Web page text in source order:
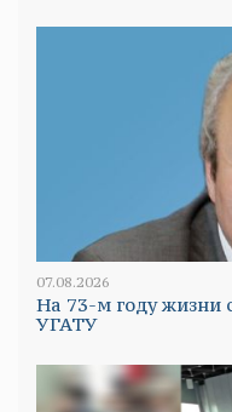
07.08.2026
На 73-м году жизни
УГАТУ